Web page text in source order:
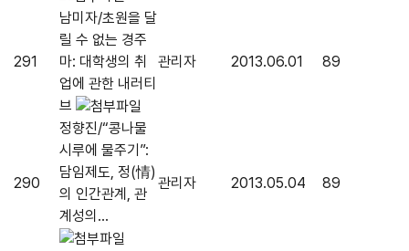
291
남미자/초원을 달
릴 수 없는 경주
마: 대학생의 취
업에 관한 내러티
브
관리자 2013.06.01 89
290
정향진/“콩나물
시루에 물주기”:
담임제도, 정(情)
의 인간관계, 관
계성의...
관리자 2013.05.04 89